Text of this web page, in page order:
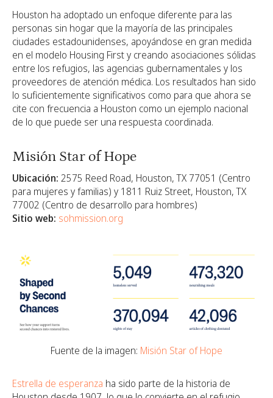
Houston ha adoptado un enfoque diferente para las
personas sin hogar que la mayoría de las principales
ciudades estadounidenses, apoyándose en gran medida
en el modelo Housing First y creando asociaciones sólidas
entre los refugios, las agencias gubernamentales y los
proveedores de atención médica. Los resultados han sido
lo suficientemente significativos como para que ahora se
cite con frecuencia a Houston como un ejemplo nacional
de lo que puede ser una respuesta coordinada.
Misión Star of Hope
Ubicación: 2575 Reed Road, Houston, TX 77051 (Centro
para mujeres y familias) y 1811 Ruiz Street, Houston, TX
77002 (Centro de desarrollo para hombres)
Sitio web: sohmission.org
Fuente de la imagen: Misión Star of Hope
Estrella de esperanza ha sido parte de la historia de